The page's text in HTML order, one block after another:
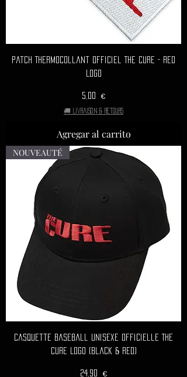
Patch Thermocollant Officiel THE CURE - Red
Logo
Precio
5,00 €
🚚 Livraison & retours
Agregar al carrito
NOUVEAUTÉ
Casquette Baseball Unisexe Officielle THE
CURE Logo (Black & Red)
Precio
24,90 €